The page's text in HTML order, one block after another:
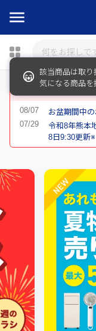
お盆期間中
令和8年熊本
8日9:30更新※